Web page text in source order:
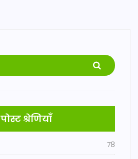
पोस्ट श्रेणियाँ
78